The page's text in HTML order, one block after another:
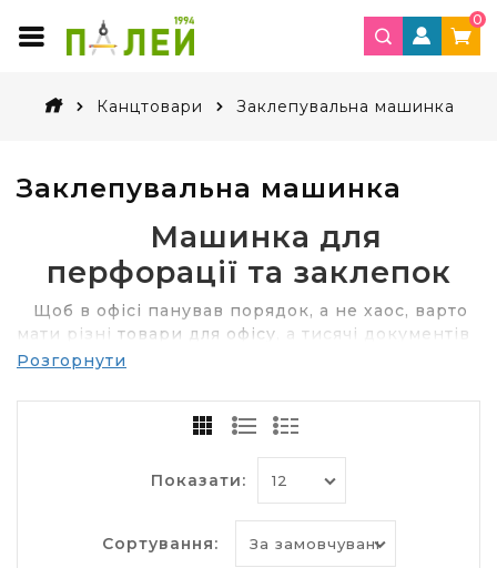
0
Канцтовари Заклепувальна машинка
Заклепувальна машинка
Машинка для
перфорації та заклепок
Щоб в офісі панував порядок, а не хаос, варто
мати різні товари для офісу , а тисячі документів
групувати за певними ознаками. Для їх
застосовують різні засоби. Спочатку для цього
служили папки з зав'язками, а документи, які
забирало час і вимагало чималих коштів.
зберігання і роботи з паперами включає в себе
дироколи, степлери і папки-сегрегатори зі
Розгорнути
Показати:
Сортування: